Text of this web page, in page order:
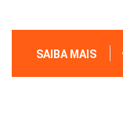
SAIBA MAIS